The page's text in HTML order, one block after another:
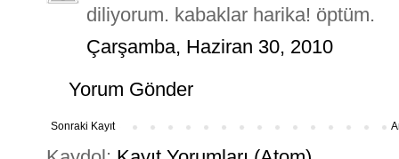
diliyorum. kabaklar harika! öptüm.
Çarşamba, Haziran 30, 2010
Yorum Gönder
Sonraki Kayıt